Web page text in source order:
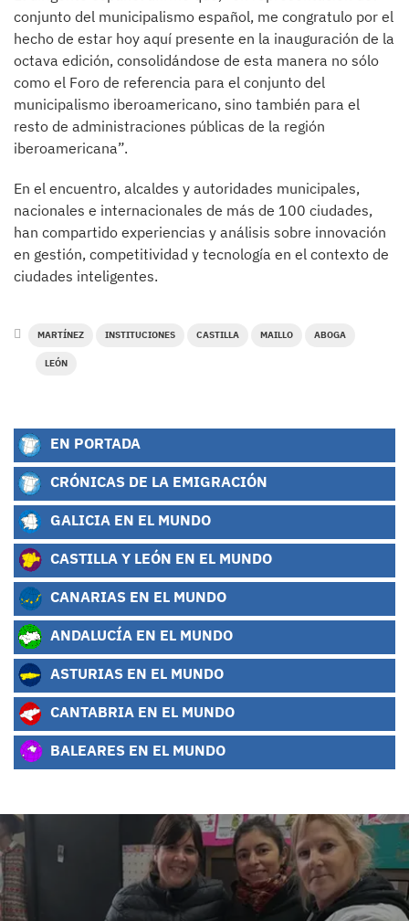
conjunto del municipalismo español, me congratulo por el
hecho de estar hoy aquí presente en la inauguración de la
octava edición, consolidándose de esta manera no sólo
como el Foro de referencia para el conjunto del
municipalismo iberoamericano, sino también para el
resto de administraciones públicas de la región
iberoamericana”.
En el encuentro, alcaldes y autoridades municipales,
nacionales e internacionales de más de 100 ciudades,
han compartido experiencias y análisis sobre innovación
en gestión, competitividad y tecnología en el contexto de
ciudades inteligentes.
MARTÍNEZ INSTITUCIONES CASTILLA MAILLO ABOGA
LEÓN
EN PORTADA
CRÓNICAS DE LA EMIGRACIÓN
GALICIA EN EL MUNDO
CASTILLA Y LEÓN EN EL MUNDO
CANARIAS EN EL MUNDO
ANDALUCÍA EN EL MUNDO
ASTURIAS EN EL MUNDO
CANTABRIA EN EL MUNDO
BALEARES EN EL MUNDO